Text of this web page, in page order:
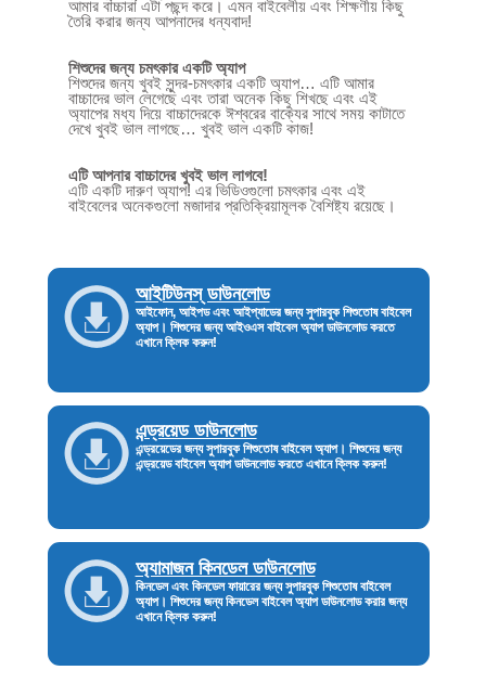
আমার বাচ্চারা এটা পছন্দ করে। এমন বাইবেলীয় এবং শিক্ষণীয় কিছু
তৈরি করার জন্য আপনাদের ধন্যবাদ!
শিশুদের জন্য চমৎকার একটি অ্যাপ
শিশুদের জন্য খুবই সুন্দর-চমৎকার একটি অ্যাপ… এটি আমার
বাচ্চাদের ভাল লেগেছে এবং তারা অনেক কিছু শিখছে এবং এই
অ্যাপের মধ্য দিয়ে বাচ্চাদেরকে ঈশ্বরের বাক্যের সাথে সময় কাটাতে
দেখে খুবই ভাল লাগছে… খুবই ভাল একটি কাজ!
এটি আপনার বাচ্চাদের খুবই ভাল লাগবে!
এটি একটি দারুণ অ্যাপ! এর ভিডিওগুলো চমৎকার এবং এই
বাইবেলের অনেকগুলো মজাদার প্রতিক্রিয়ামূলক বৈশিষ্ট্য রয়েছে।
আইটিউনস্ ডাউনলোড
আইফোন, আইপড এবং আইপ্যাডের জন্য সুপারবুক শিশুতোষ বাইবেল
অ্যাপ। শিশুদের জন্য আইওএস বাইবেল অ্যাপ ডাউনলোড করতে
এখানে ক্লিক করুন!
এন্ড্রয়েড ডাউনলোড
এন্ড্রয়েডের জন্য সুপারবুক শিশুতোষ বাইবেল অ্যাপ। শিশুদের জন্য
এন্ড্রয়েড বাইবেল অ্যাপ ডাউনলোড করতে এখানে ক্লিক করুন!
অ্যামাজন কিনডেল ডাউনলোড
কিনডেল এবং কিনডেল ফায়ারের জন্য সুপারবুক শিশুতোষ বাইবেল
অ্যাপ। শিশুদের জন্য কিনডেল বাইবেল অ্যাপ ডাউনলোড করার জন্য
এখানে ক্লিক করুন!